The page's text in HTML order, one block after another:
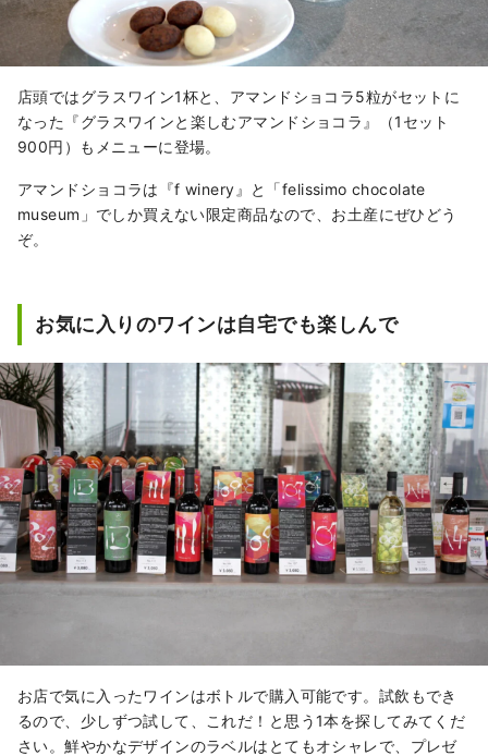
店頭ではグラスワイン1杯と、アマンドショコラ5粒がセットに
なった『グラスワインと楽しむアマンドショコラ』（1セット
900円）もメニューに登場。
アマンドショコラは『f winery』と「felissimo chocolate
museum」でしか買えない限定商品なので、お土産にぜひどう
ぞ。
お気に入りのワインは自宅でも楽しんで
お店で気に入ったワインはボトルで購入可能です。試飲もでき
るので、少しずつ試して、これだ！と思う1本を探してみてくだ
さい。鮮やかなデザインのラベルはとてもオシャレで、プレゼ